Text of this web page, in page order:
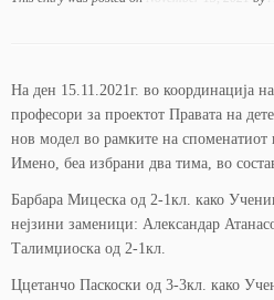
На ден 15.11.2021г. во координација
професори за проектот Правата на
нов модел во рамките на споменатиот
Имено, беа избрани два тима, во
Барбара Мицеска од 2-1кл. како
нејзини заменици: Александар
Талимџиоска од 2-1кл.
Ццетанчо Паскоски од 3-3кл. како